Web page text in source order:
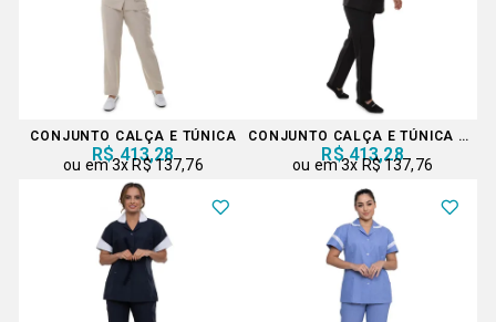
CONJUNTO CALÇA E TÚNICA
R$ 413,28
3x R$ 137,76
CONJUNTO CALÇA E TÚNICA PRETO
R$ 413,28
3x R$ 137,76